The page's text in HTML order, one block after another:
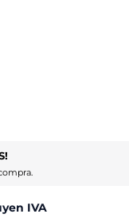
IVA